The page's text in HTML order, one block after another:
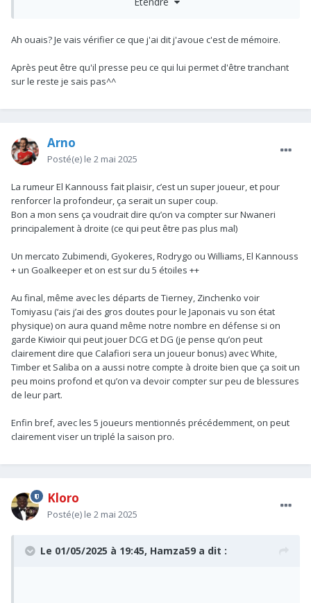
Moi j'ai vu qu'il était parmi le top (3?) des 9 à faire le plus de
Ah ouais? Je vais vérifier ce que j'ai dit j'avoue c'est de mémoire.
Après peut être qu'il presse peu ce qui lui permet d'être tranchant
sur le reste je sais pas^^
Arno
Posté(e) le 2 mai 2025
La rumeur El Kannouss fait plaisir, c’est un super joueur, et pour
renforcer la profondeur, ça serait un super coup.
Bon a mon sens ça voudrait dire qu’on va compter sur Nwaneri
principalement à droite (ce qui peut être pas plus mal)
Un mercato Zubimendi, Gyokeres, Rodrygo ou Williams, El Kannouss
+ un Goalkeeper et on est sur du 5 étoiles ++
Au final, même avec les départs de Tierney, Zinchenko voir
Tomiyasu (‘ais j’ai des gros doutes pour le Japonais vu son état
physique) on aura quand même notre nombre en défense si on
garde Kiwioir qui peut jouer DCG et DG (je pense qu’on peut
clairement dire que Calafiori sera un joueur bonus) avec White,
Timber et Saliba on a aussi notre compte à droite bien que ça soit un
peu moins profond et qu’on va devoir compter sur peu de blessures
de leur part.
Enfin bref, avec les 5 joueurs mentionnés précédemment, on peut
clairement viser un triplé la saison pro.
Kloro
Posté(e) le 2 mai 2025
Le 01/05/2025 à 19:45, Hamza59 a dit :